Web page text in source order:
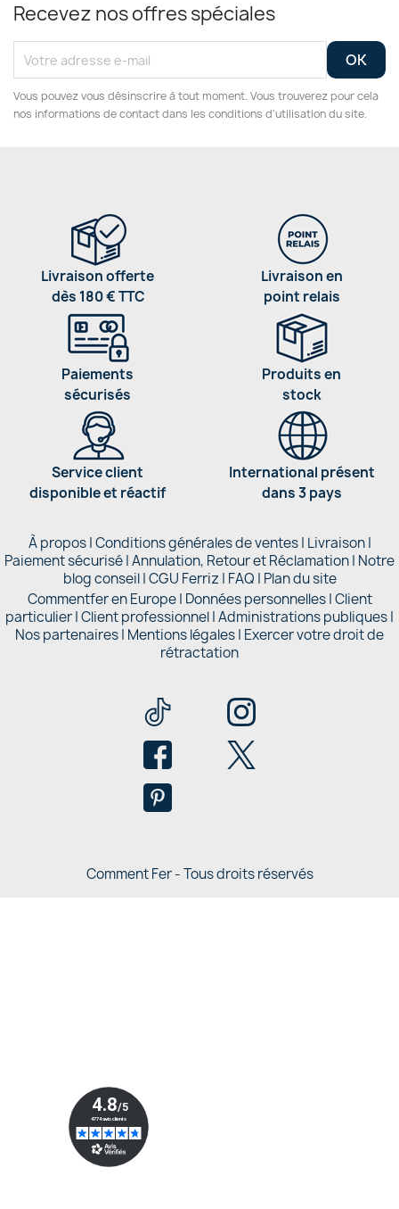
Recevez nos offres spéciales
Vous pouvez vous désinscrire à tout moment. Vous trouverez pour cela
nos informations de contact dans les conditions d'utilisation du site.
Livraison offerte
dès 180 € TTC
Livraison en
point relais
Paiements
sécurisés
Produits en
stock
Service client
disponible et réactif
International présent
dans 3 pays
À propos|Conditions générales de ventes| Livraison|
Paiement sécurisé|Annulation, Retour et Réclamation| Notre
blog conseil|CGU Ferriz | FAQ | Plan du site
Commentfer en Europe| Données personnelles|Client
particulier|Client professionnel|Administrations publiques|
Nos partenaires | Mentions légales| Exercer votre droit de
rétractation
Comment Fer - Tous droits réservés